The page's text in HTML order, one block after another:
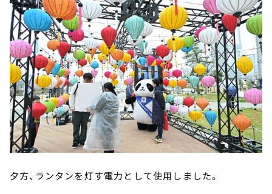
夕方、ランタンを灯す電力として使用しました。